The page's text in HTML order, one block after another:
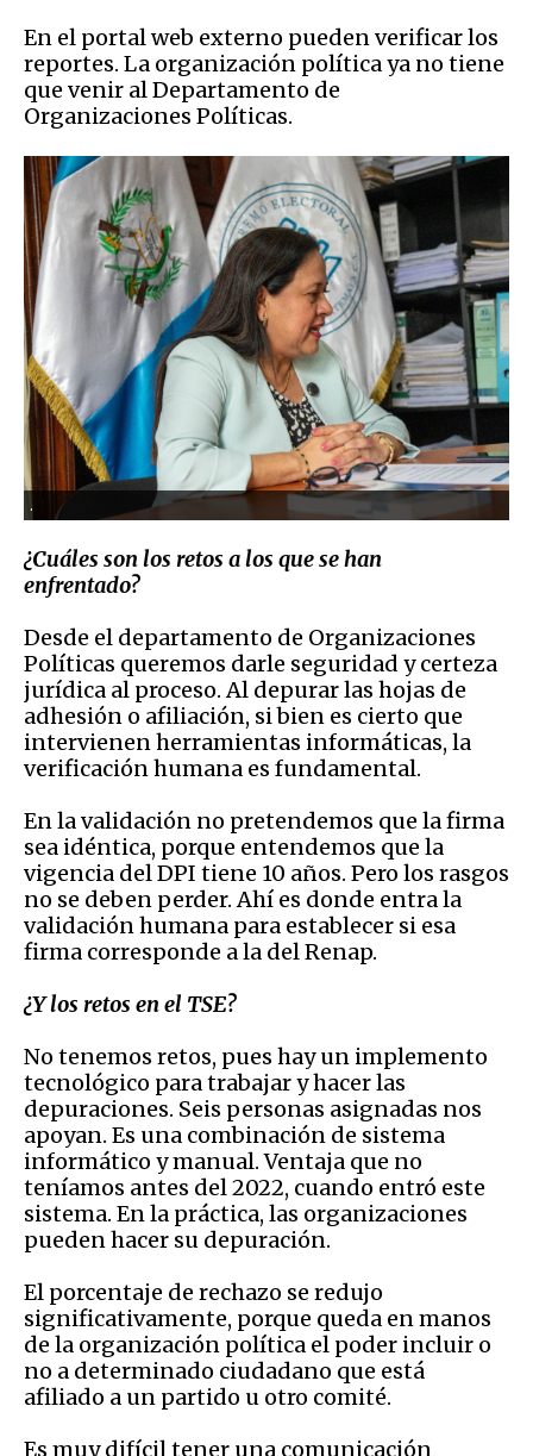
En el portal web externo pueden verificar los
reportes. La organización política ya no tiene
que venir al Departamento de
Organizaciones Políticas.
.
¿Cuáles sonlos retos a los que se han
enfrentado?
Desde el departamento de Organizaciones
Políticas queremos darle seguridad y certeza
jurídica al proceso. Al depurar las hojas de
adhesión o afiliación, si bien es cierto que
intervienen herramientas informáticas, la
verificación humana es fundamental.
En la validación no pretendemos que la firma
sea idéntica, porque entendemos que la
vigencia del DPI tiene 10 años. Pero los rasgos
no se deben perder. Ahí es donde entra la
validación humana para establecer si esa
firma corresponde a la del Renap.
¿Y los retos en el TSE?
No tenemos retos, pues hay un implemento
tecnológico para trabajar y hacer las
depuraciones. Seis personas asignadas nos
apoyan. Es una combinación de sistema
informático y manual. Ventaja que no
teníamos antes del 2022, cuando entró este
sistema. En la práctica, las organizaciones
pueden hacer su depuración.
El porcentaje de rechazo se redujo
significativamente, porque queda en manos
de la organización política el poder incluir o
no a determinado ciudadano que está
afiliado a un partido u otro comité.
Es muy difícil tener una comunicación